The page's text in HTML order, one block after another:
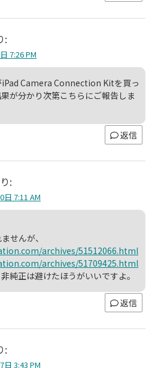
:
7:26 PM
iPad Camera Connection Kitを買っ
が分かり次第こちらにご報告しま
返信
:
日 7:11 AM
せんが、
archives/51512066.html
archives/51709425.html
純正は避けたほうがいいですよ。
返信
:
日 3:43 PM